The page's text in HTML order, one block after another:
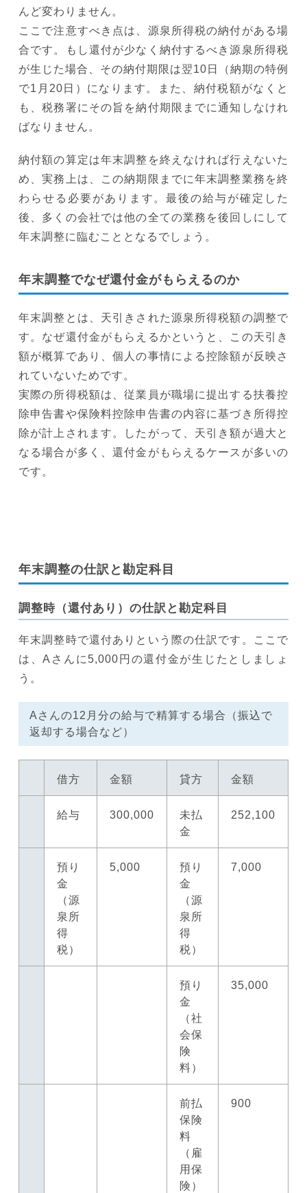
んど変わりません。
ここで注意すべき点は、源泉所得税の納付がある場
合です。もし還付が少なく納付するべき源泉所得税
が生じた場合、その納付期限は翌10日（納期の特例
で1月20日）になります。また、納付税額がなくと
も、税務署にその旨を納付期限までに通知しなけれ
ばなりません。
納付額の算定は年末調整を終えなければ行えないた
め、実務上は、この納期限までに年末調整業務を終
わらせる必要があります。最後の給与が確定した
後、多くの会社では他の全ての業務を後回しにして
年末調整に臨むこととなるでしょう。
年末調整でなぜ還付金がもらえるのか
年末調整とは、天引きされた源泉所得税額の調整で
す。なぜ還付金がもらえるかというと、この天引き
額が概算であり、個人の事情による控除額が反映さ
れていないためです。
実際の所得税額は、従業員が職場に提出する扶養控
除申告書や保険料控除申告書の内容に基づき所得控
除が計上されます。したがって、天引き額が過大と
なる場合が多く、還付金がもらえるケースが多いの
です。
年末調整の仕訳と勘定科目
調整時（還付あり）の仕訳と勘定科目
年末調整時で還付ありという際の仕訳です。ここで
は、Aさんに5,000円の還付金が生じたとしましょ
う。
Aさんの12月分の給与で精算する場合（振込で
返却する場合など）
借方 金額 貸方 金額
給与 300,000
未払
金
252,100
預り
金
（源
泉所
得
税）
5,000
預り
金
（源
泉所
得
税）
7,000
預り
金
（社
会保
険
料）
35,000
前払
保険
料
（雇
用保
険）
900